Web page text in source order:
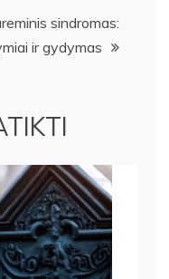
sindromas:
ir gydymas